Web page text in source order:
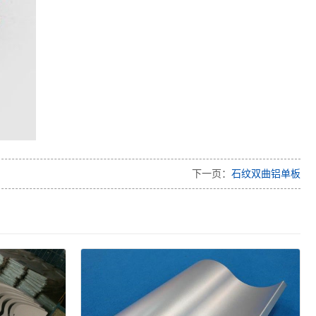
下一页： 石纹双曲铝单板